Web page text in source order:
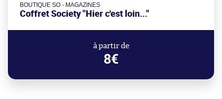
BOUTIQUE SO - MAGAZINES
Coffret Society "Hier c'est loin..."
à partir de
8€